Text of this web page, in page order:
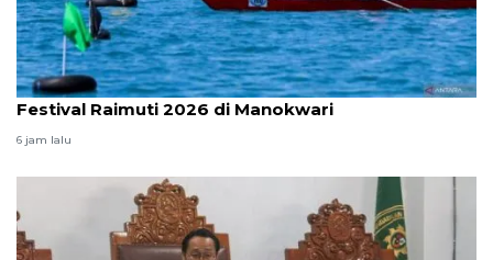
Festival Raimuti 2026 di Manokwari
6 jam lalu